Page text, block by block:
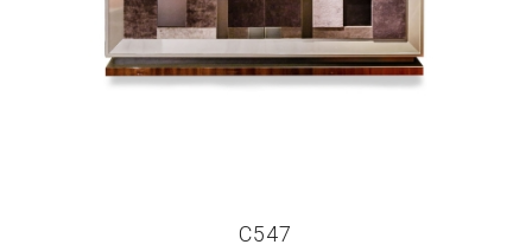
C547